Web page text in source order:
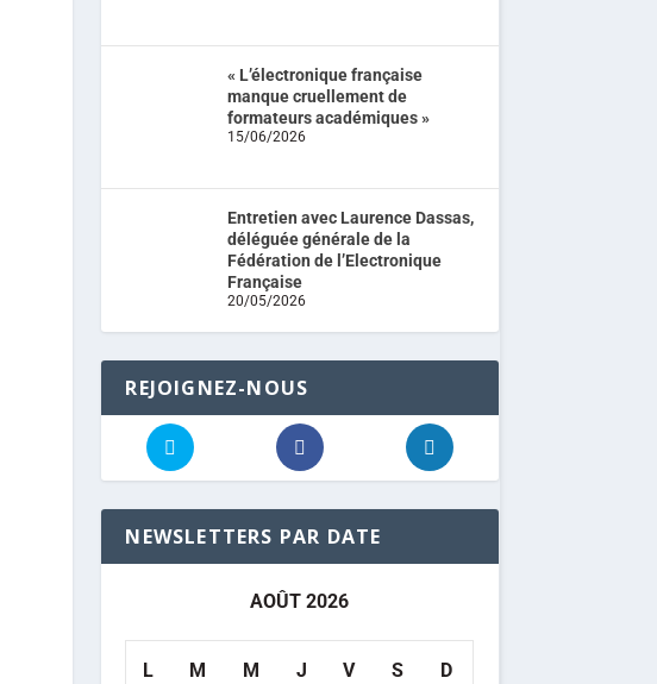
« L’électronique française
manque cruellement de
formateurs académiques »
15/06/2026
Entretien avec Laurence Dassas,
déléguée générale de la
Fédération de l’Electronique
Française
20/05/2026
REJOIGNEZ-NOUS
NEWSLETTERS PAR DATE
AOÛT 2026
L M M J V S D